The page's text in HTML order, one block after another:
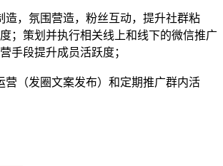
造，氛围营造，粉丝互动，提升社群粘
；策划并执行相关线上和线下的微信推广
手段提升成员活跃度；
营（发圈文案发布）和定期推广群内活